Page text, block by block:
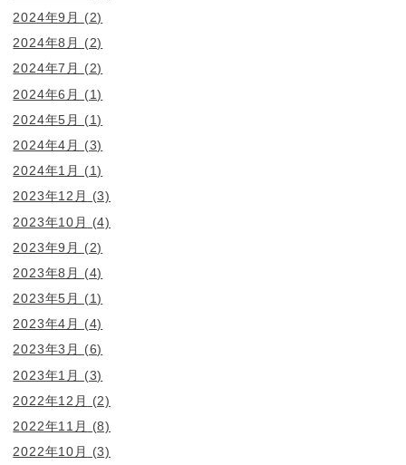
2024年9月
(2)
2024年8月
(2)
2024年7月
(2)
2024年6月
(1)
2024年5月
(1)
2024年4月
(3)
2024年1月
(1)
2023年12月
(3)
2023年10月
(4)
2023年9月
(2)
2023年8月
(4)
2023年5月
(1)
2023年4月
(4)
2023年3月
(6)
2023年1月
(3)
2022年12月
(2)
2022年11月
(8)
2022年10月
(3)